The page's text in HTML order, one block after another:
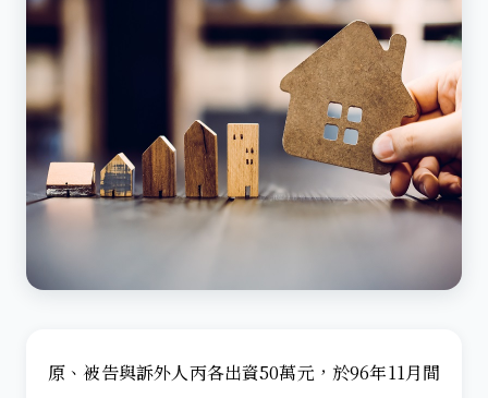
原、被告與訴外人丙各出資50萬元，於96年11月間